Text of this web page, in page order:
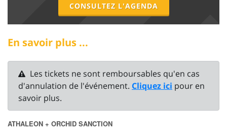
CONSULTEZ L'AGENDA
En savoir plus ...
Les tickets ne sont remboursables qu'en cas
d'annulation de l'événement. Cliquez ici pour en
savoir plus.
ATHALEON + ORCHID SANCTION